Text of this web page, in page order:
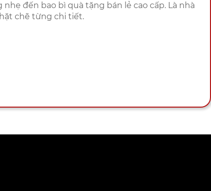
đến bao bì quà tặng bán lẻ cao cấp. Là nhà
chẽ từng chi tiết.